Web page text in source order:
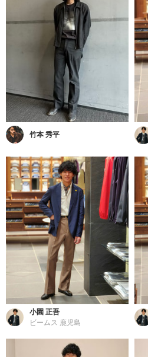
竹本 秀平
小園 正吾
ビームス 鹿児島